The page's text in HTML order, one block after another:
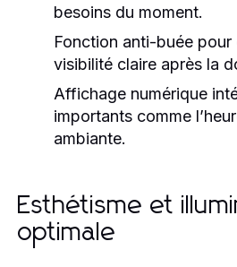
besoins du moment.
Fonction anti-buée pour
visibilité claire après la
Affichage numérique
importants comme
ambiante.
Esthétisme et
optimale